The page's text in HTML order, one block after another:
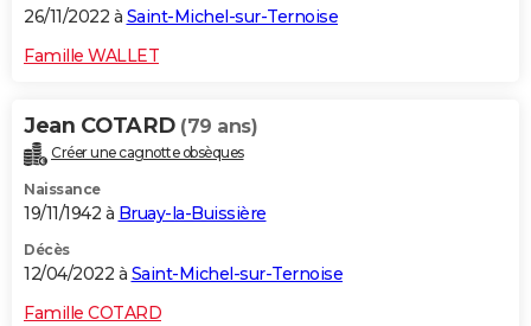
26/11/2022 à Saint-Michel-sur-Ternoise
Famille WALLET
Jean COTARD (79 ans)
Créer une cagnotte obsèques
Naissance
19/11/1942 à Bruay-la-Buissière
Décès
12/04/2022 à Saint-Michel-sur-Ternoise
Famille COTARD